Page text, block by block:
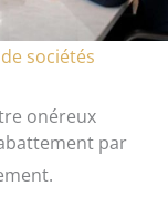
sociétés
onéreux
par